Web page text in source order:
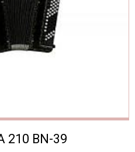
210 BN-39